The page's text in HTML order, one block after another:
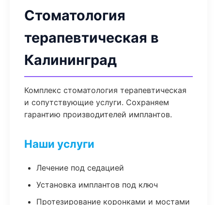
Стоматология
терапевтическая в
Калининград
Комплекс стоматология терапевтическая
и сопутствующие услуги. Сохраняем
гарантию производителей имплантов.
Наши услуги
Лечение под седацией
Установка имплантов под ключ
Протезирование коронками и мостами